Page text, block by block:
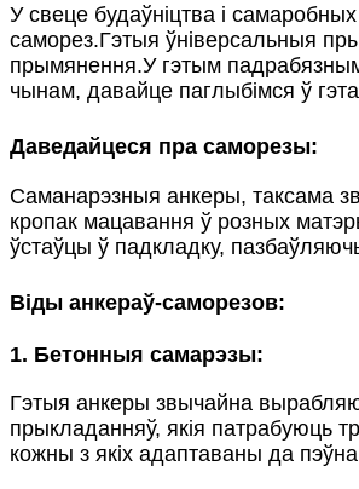
У свеце будаўніцтва і
саморез.Гэтыя ўніверсальныя
прымянення.У гэтым падрабязным
чынам, давайце паглыбімся ў
Даведайцеся пра саморезы:
Саманарэзныя анкеры, таксама
кропак мацавання ў розных
ўстаўцы ў падкладку,
Віды анкераў-саморезов:
1. Бетонныя самарэзы:
Гэтыя анкеры звычайна
прыкладанняў, якія патрабуюць
кожны з якіх адаптаваны да